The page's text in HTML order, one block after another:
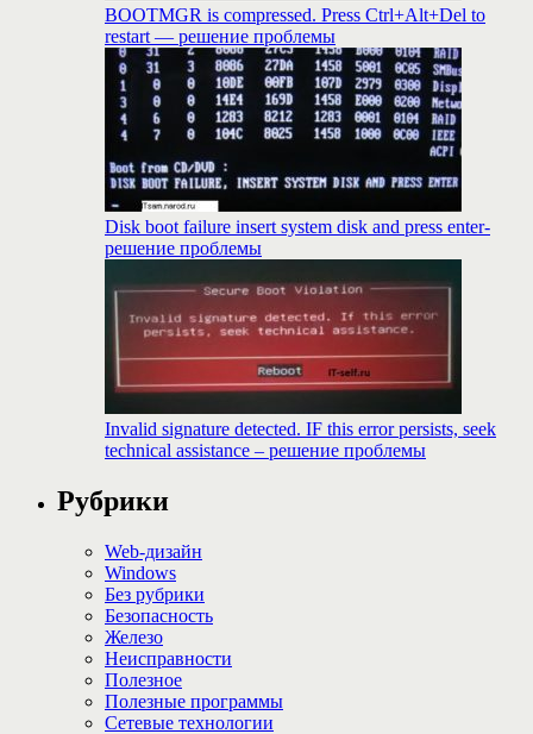
BOOTMGR is compressed. Press Ctrl+Alt+Del to
restart — решение проблемы
Disk boot failure insert system disk and press enter-
решение проблемы
Invalid signature detected. IF this error persists, seek
technical assistance – решение проблемы
Рубрики
Web-дизайн
Windows
Без рубрики
Безопасность
Железо
Неисправности
Полезное
Полезные программы
Сетевые технологии